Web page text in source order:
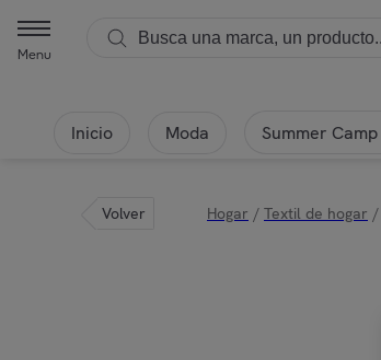
Menu
Inicio Moda Summer Camp
Volver Hogar / Textil de hogar /